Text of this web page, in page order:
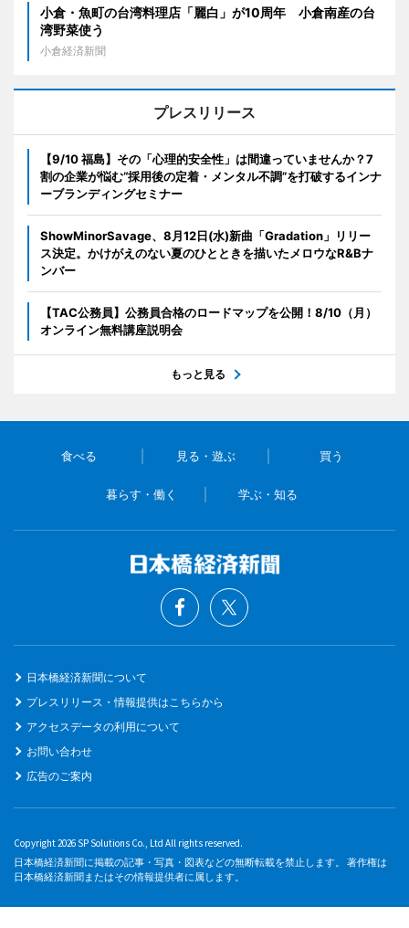
小倉・魚町の台湾料理店「麗白」が10周年 小倉南産の台
湾野菜使う
小倉経済新聞
プレスリリース
【9/10 福島】その「心理的安全性」は間違っていませんか？7
割の企業が悩む“採用後の定着・メンタル不調”を打破するインナ
ーブランディングセミナー
ShowMinorSavage、8月12日(水)新曲「Gradation」リリー
ス決定。かけがえのない夏のひとときを描いたメロウなR&Bナ
ンバー
【TAC公務員】公務員合格のロードマップを公開！8/10（月）
オンライン無料講座説明会
もっと見る
食べる 見る・遊ぶ 買う
暮らす・働く 学ぶ・知る
日本橋経済新聞について
プレスリリース・情報提供はこちらから
アクセスデータの利用について
お問い合わせ
広告のご案内
Copyright 2026 SP Solutions Co., Ltd All rights reserved.
日本橋経済新聞に掲載の記事・写真・図表などの無断転載を禁止します。 著作権は
日本橋経済新聞またはその情報提供者に属します。